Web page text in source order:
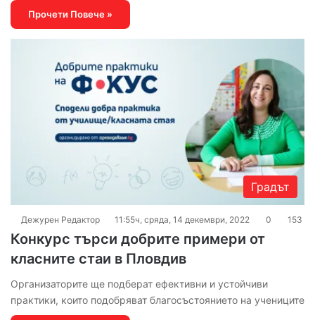
Прочети Повече »
Градът
Дежурен Редактор 11:55ч, сряда, 14 декември, 2022 0 153
Конкурс търси добрите примери от
класните стаи в Пловдив
Организаторите ще подберат ефективни и устойчиви
практики, които подобряват благосъстоянието на учениците